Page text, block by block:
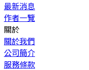
最新消息
作者一覽
關於
關於我們
公司簡介
服務條款